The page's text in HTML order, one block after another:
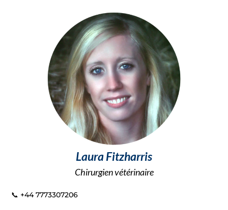
Laura Fitzharris
Chirurgien vétérinaire
📞 +44 7773307206